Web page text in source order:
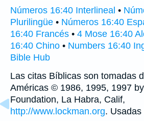
Números 16:40 Interlineal •
Plurilingüe • Números 16:40
16:40 Francés • 4 Mose 16:40
16:40 Chino • Numbers 16:40
Bible Hub
Las citas Bíblicas son tomadas
Américas © 1986, 1995, 1997
Foundation, La Habra, Calif,
http://www.lockman.org. Usadas